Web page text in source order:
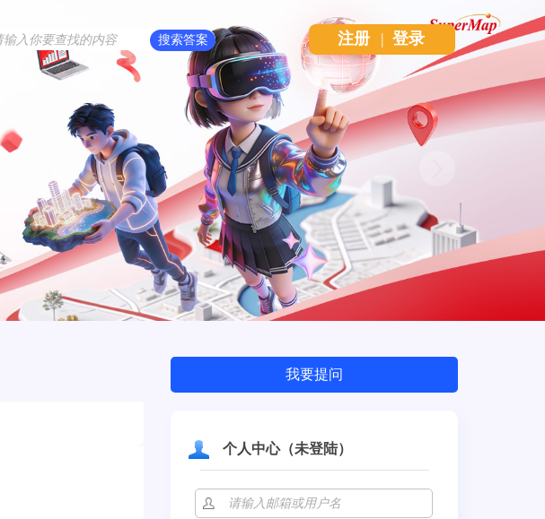
注册 | 登录
个人中心（未登陆）